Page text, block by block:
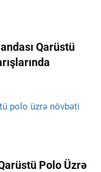
Qarüstü
Polo Üzrə